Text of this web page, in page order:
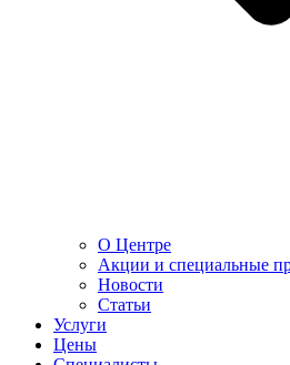
О Центре
Акции и специальные
Новости
Статьи
Услуги
Цены